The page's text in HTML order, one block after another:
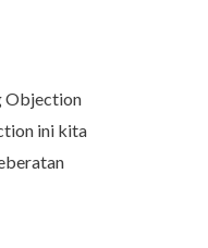
Objection
ini kita